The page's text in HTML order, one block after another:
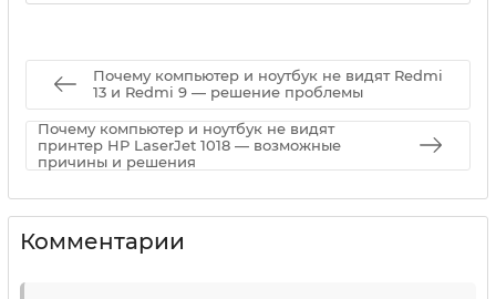
Почему компьютер и ноутбук не видят Redmi
13 и Redmi 9 — решение проблемы
Почему компьютер и ноутбук не видят
принтер HP LaserJet 1018 — возможные
причины и решения
Комментарии